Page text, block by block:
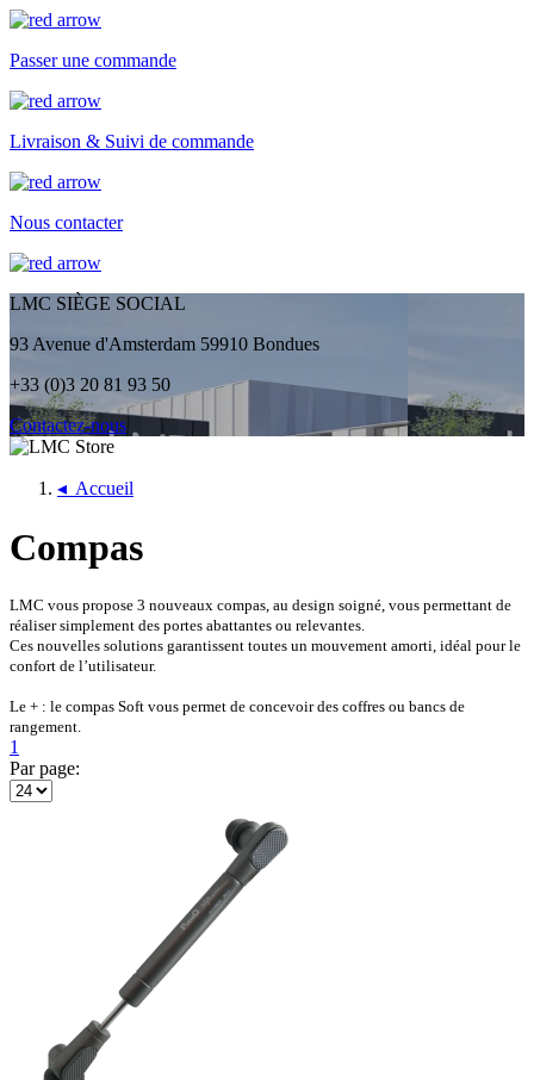
Passer une commande
Livraison & Suivi de commande
Nous contacter
LMC SIÈGE SOCIAL
93 Avenue d'Amsterdam 59910 Bondues
+33 (0)3 20 81 93 50
Contactez-nous
◂ Accueil
Compas
LMC vous propose 3 nouveaux compas, au design soigné, vous permettant de
réaliser simplement des portes abattantes ou relevantes.
Ces nouvelles solutions garantissent toutes un mouvement amorti, idéal pour le
confort de l’utilisateur.
Le + : le compas Soft vous permet de concevoir des coffres ou bancs de
rangement.
1
Par page: